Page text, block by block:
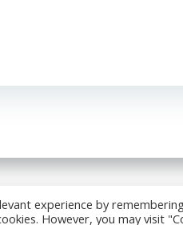
© 2026 Ségolène
experience by
However, you may visit